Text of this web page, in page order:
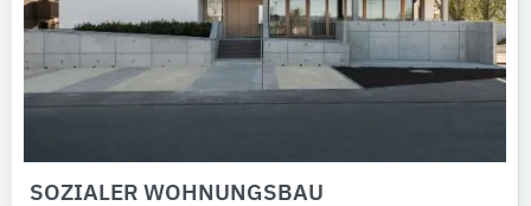
SOZIALER WOHNUNGSBAU